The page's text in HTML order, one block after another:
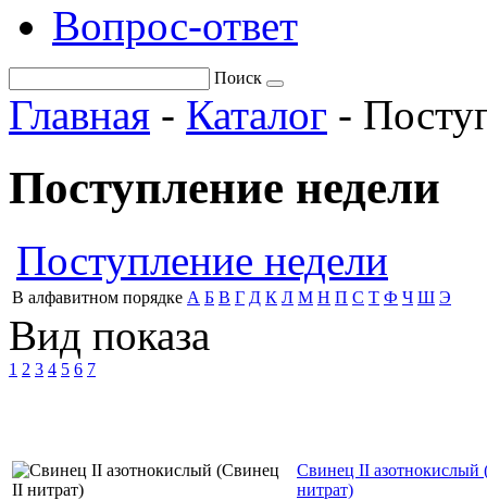
Вопрос-ответ
Поиск
Главная - Каталог -
Поступление недели
Поступление недели
В алфавитном порядке А Б В Г Д К Л М Н П С Т Ф Ч Ш Э
Вид показа
1 2 3 4 5 6 7
Свинец II азотнокислый
нитрат)